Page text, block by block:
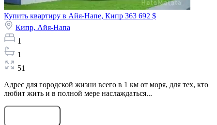
Купить квартиру в Айя-Напе, Кипр 363 692 $
Кипр, Айя-Напа
1
1
51
Адрес для городской жизни всего в 1 км от моря, для тех, кто
любит жить и в полной мере наслаждаться...